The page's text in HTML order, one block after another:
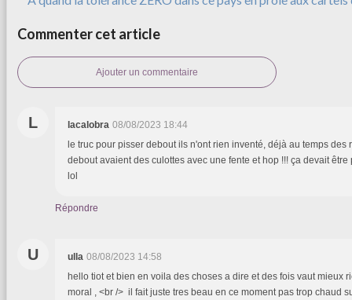
Commenter cet article
Ajouter un commentaire
L lacalobra 08/08/2023 18:44
le truc pour pisser debout ils n'ont rien inventé, déjà au temps des
debout avaient des culottes avec une fente et hop !!! ça devait
lol
Répondre
U ulla 08/08/2023 14:58
hello tiot et bien en voila des choses a dire et des fois vaut mieux
moral , <br /> il fait juste tres beau en ce moment pas trop chaud